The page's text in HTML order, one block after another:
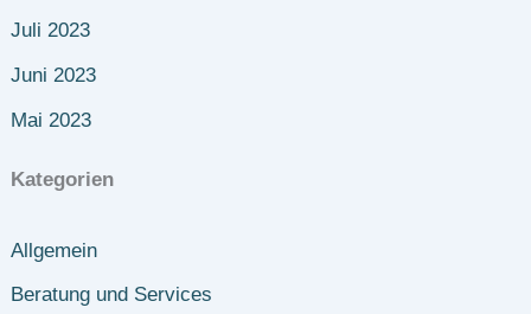
Juli 2023
Juni 2023
Mai 2023
Kategorien
Allgemein
Beratung und Services